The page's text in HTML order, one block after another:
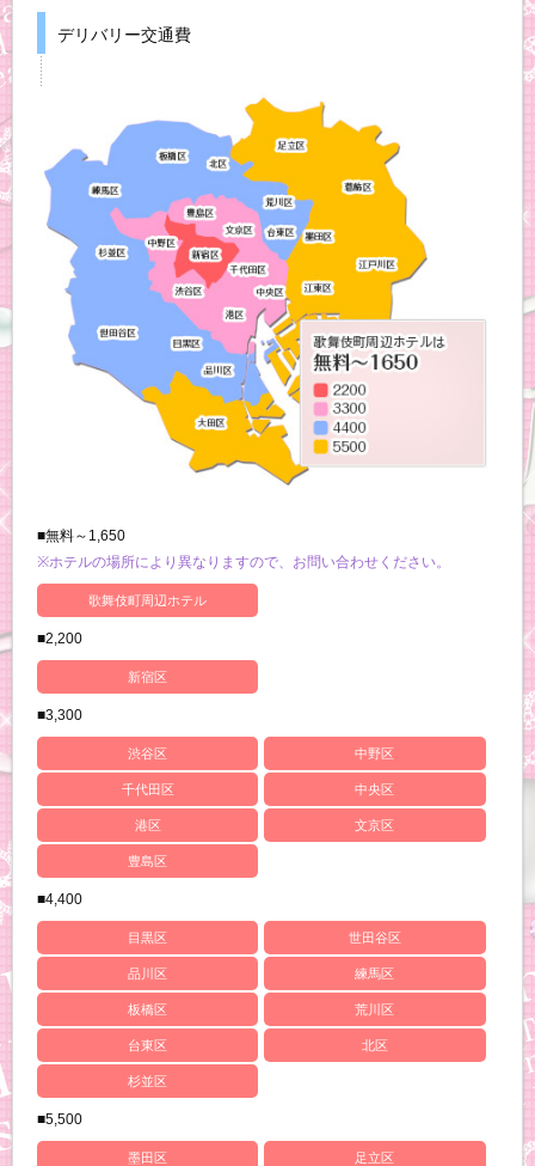
デリバリー交通費
■無料～1,650
※ホテルの場所により異なりますので、お問い合わせください。
歌舞伎町周辺ホテル
■2,200
新宿区
■3,300
渋谷区 中野区
千代田区 中央区
港区 文京区
豊島区
■4,400
目黒区 世田谷区
品川区 練馬区
板橋区 荒川区
台東区 北区
杉並区
■5,500
墨田区 足立区